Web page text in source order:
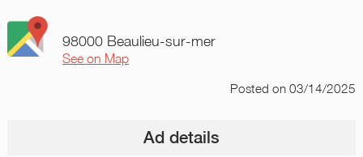
98000 Beaulieu-sur-mer
See on Map
Postedon 03/14/2025
Ad details